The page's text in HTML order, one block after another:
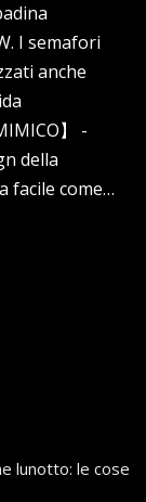
I semafori
anche
】 -
della
facile come…
lunotto: le cose